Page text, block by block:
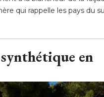
qui rappelle les pays du
en